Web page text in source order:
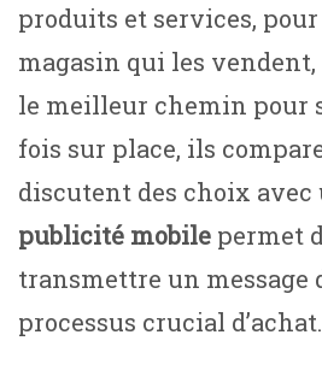
produits et services,
magasin qui les
le meilleur chemin pour
fois sur place, ils
discutent des choix avec
publicité mobile permet
transmettre un message
processus crucial d’achat.